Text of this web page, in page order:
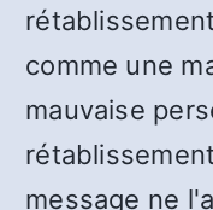
comme une
mauvaise
message ne